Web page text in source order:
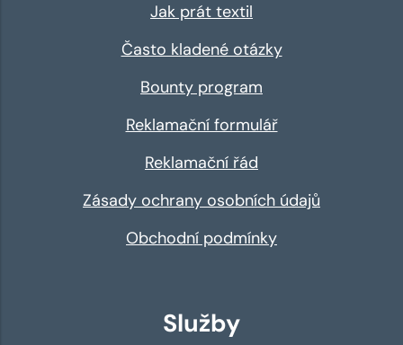
Jak prát textil
Často kladené otázky
Bounty program
Reklamační formulář
Reklamační řád
Zásady ochrany osobních údajů
Obchodní podmínky
Služby